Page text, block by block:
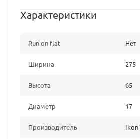
Характеристики
Run on flat Нет
Ширина 275
Высота 65
Диаметр 17
Производитель Ikon